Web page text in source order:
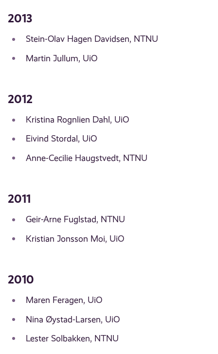
2013
Stein-Olav Hagen Davidsen, NTNU
Martin Jullum, UiO
2012
Kristina Rognlien Dahl, UiO
Eivind Stordal, UiO
Anne-Cecilie Haugstvedt, NTNU
2011
Geir-Arne Fuglstad, NTNU
Kristian Jonsson Moi, UiO
2010
Maren Feragen, UiO
Nina Øystad-Larsen, UiO
Lester Solbakken, NTNU